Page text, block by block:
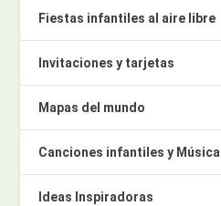
Fiestas infantiles al aire libre
Invitaciones y tarjetas
Mapas del mundo
Canciones infantiles y Música
Ideas Inspiradoras